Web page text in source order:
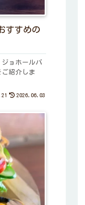
すすめの
ョホールバ
紹介しま
2026.06.03